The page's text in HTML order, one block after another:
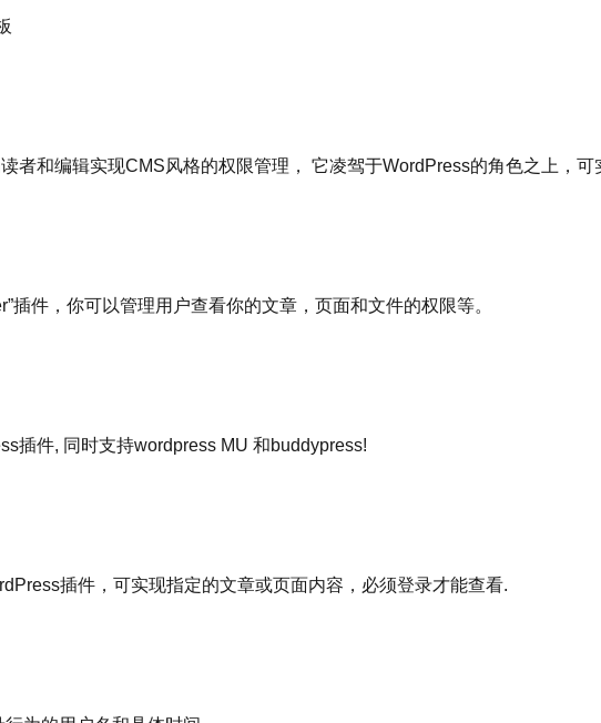
者和编辑实现CMS风格的权限管理， 它凌驾于WordPress的角色之上，可
插件，你可以管理用户查看你的文章，页面和文件的权限等。
插件, 同时支持wordpress MU 和buddypress!
插件，可实现指定的文章或页面内容，必须登录才能查看.